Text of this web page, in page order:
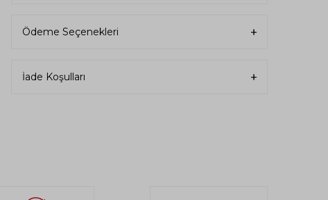
Ödeme Seçenekleri
İade Koşulları